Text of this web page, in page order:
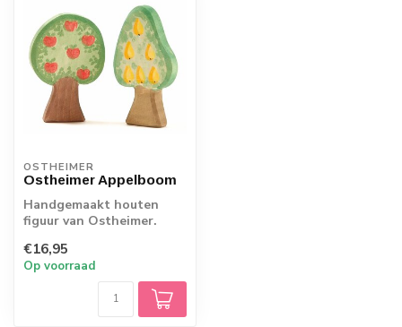
OSTHEIMER
Ostheimer Appelboom
Handgemaakt houten
figuur van Ostheimer.
€16,95
Op voorraad